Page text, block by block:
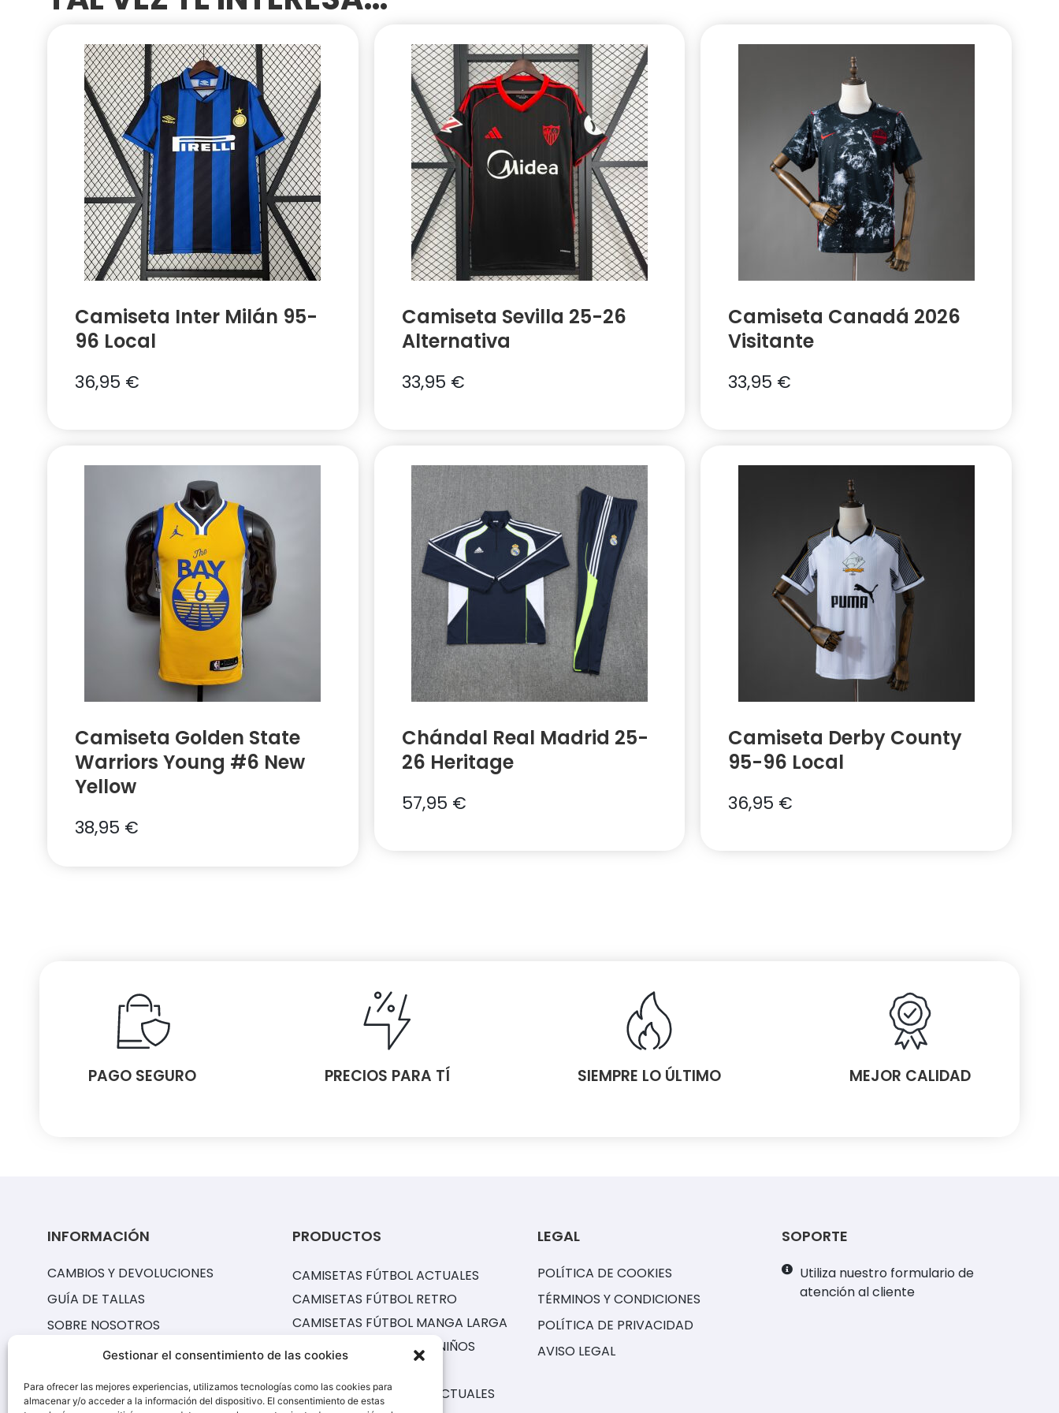
Gestionar el consentimiento de las cookies
Para ofrecer las mejores experiencias, utilizamos tecnologías como las cookies para
almacenar y/o acceder a la información del dispositivo. El consentimiento de estas
Camiseta Inter Milán 95-
96 Local
36,95 €
Camiseta Sevilla 25-26
Alternativa
33,95 €
Camiseta Canadá 2026
Visitante
33,95 €
Camiseta Golden State
Warriors Young #6 New
Yellow
38,95 €
Chándal Real Madrid 25-
26 Heritage
57,95 €
Camiseta Derby County
95-96 Local
36,95 €
PAGO SEGURO PRECIOS PARA TÍ SIEMPRE LO ÚLTIMO MEJOR CALIDAD
INFORMACIÓN
CAMBIOS Y DEVOLUCIONES
GUÍA DE TALLAS
SOBRE NOSOTROS
PREGUNTAS FRECUENTES
PRODUCTOS?
PRODUCTOS
CAMISETAS FÚTBOL ACTUALES
CAMISETAS FÚTBOL RETRO
CAMISETAS FÚTBOL MANGA LARGA
EQUIPACIONES FÚTBOL NIÑOS
PANTALONES CORTOS ACTUALES
LEGAL
POLÍTICA DE COOKIES
TÉRMINOS Y CONDICIONES
POLÍTICA DE PRIVACIDAD
AVISO LEGAL
SOPORTE
Utiliza nuestro formulario de
atención al cliente